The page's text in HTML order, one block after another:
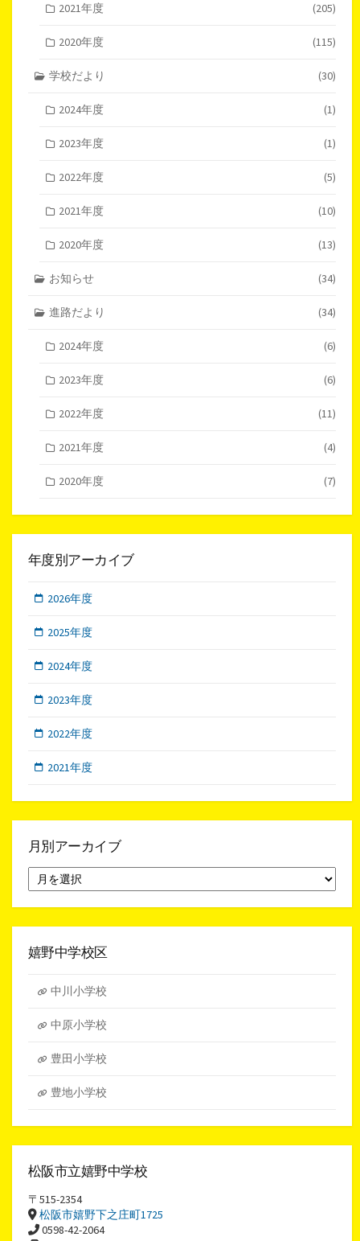
2021年度 (205)
2020年度 (115)
学校だより (30)
2024年度 (1)
2023年度 (1)
2022年度 (5)
2021年度 (10)
2020年度 (13)
お知らせ (34)
進路だより (34)
2024年度 (6)
2023年度 (6)
2022年度 (11)
2021年度 (4)
2020年度 (7)
年度別アーカイブ
2026年度
2025年度
2024年度
2023年度
2022年度
2021年度
月別アーカイブ
別
ア
イ
嬉野中学校区
中川小学校
中原小学校
豊田小学校
豊地小学校
松阪市立嬉野中学校
〒515-2354
松阪市嬉野下之庄町1725
0598-42-2064